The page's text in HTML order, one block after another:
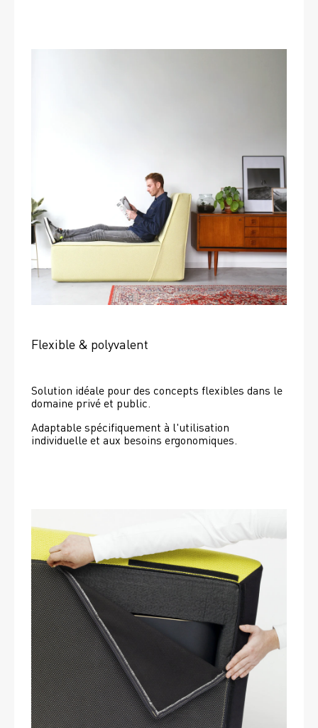
Flexible & polyvalent
Solution idéale pour des concepts flexibles dans le
domaine privé et public.
Adaptable spécifiquement à l'utilisation
individuelle et aux besoins ergonomiques.